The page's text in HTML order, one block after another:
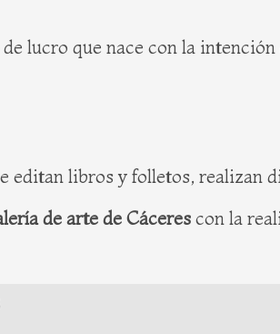
lucro que nace con la
libros y folletos, realizan
de arte de Cáceres con la